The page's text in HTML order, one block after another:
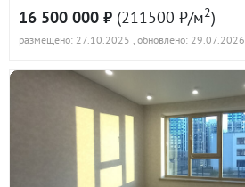
16 500 000 ₽ (211500 ₽/м2)
размещено: 27.10.2025 , обновлено: 29.07.2026